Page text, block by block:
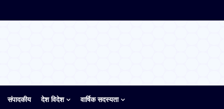
संपादकीय देश विदेश वार्षिक सदस्यता